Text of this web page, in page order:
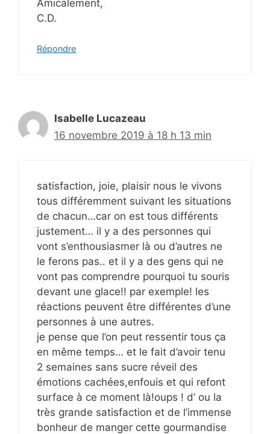
Amicalement,
C.D.
Répondre
Isabelle Lucazeau
16 novembre 2019 à 18 h 13 min
satisfaction, joie, plaisir nous le vivons
tous différemment suivant les situations
de chacun…car on est tous différents
justement… il y a des personnes qui
vont s’enthousiasmer là ou d’autres ne
le ferons pas.. et il y a des gens qui ne
vont pas comprendre pourquoi tu souris
devant une glace!! par exemple! les
réactions peuvent être différentes d’une
personnes à une autres.
je pense que l’on peut ressentir tous ça
en même temps… et le fait d’avoir tenu
2 semaines sans sucre réveil des
émotions cachées,enfouis et qui refont
surface à ce moment là!oups ! d’ ou la
très grande satisfaction et de l’immense
bonheur de manger cette gourmandise